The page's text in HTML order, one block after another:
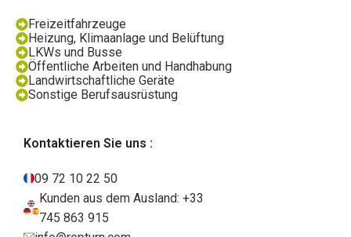
Freizeitfahrzeuge
Heizung, Klimaanlage und Belüftung
LKWs und Busse
Öffentliche Arbeiten und Handhabung
Landwirtschaftliche Geräte
Sonstige Berufsausrüstung
Kontaktieren Sie uns :
09 72 10 22 50
Kunden aus dem Ausland: +33
745 863 915